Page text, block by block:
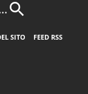
SITO
FEED RSS